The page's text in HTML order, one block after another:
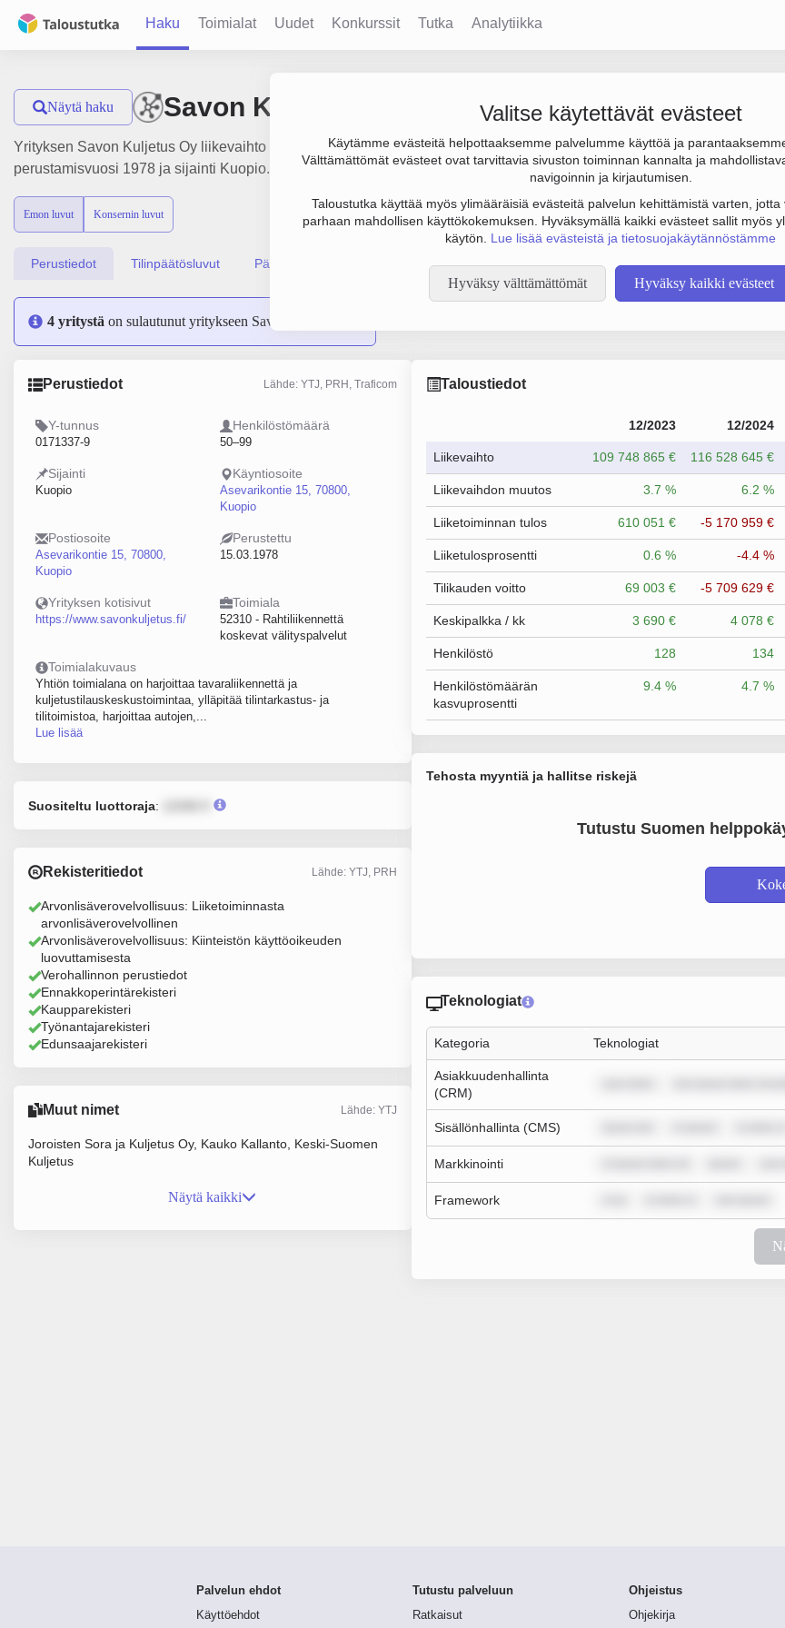
Haku Toimialat Uudet Konkurssit Tutka Analytiikka
Valitse käytettävät evästeet
Käytämme evästeitä helpottaaksemme palvelumme käyttöä ja
Välttämättömät evästeet ovat tarvittavia sivuston toiminnan kannalta ja
navigoinnin ja kirjautumisen.
Taloustutka käyttää myös ylimääräisiä evästeitä palvelun kehittämistä varten,
parhaan mahdollisen käyttökokemuksen. Hyväksymällä kaikki evästeet sallit myös
käytön. Lue lisää evästeistä ja tietosuojakäytännöstämme
Hyväksy välttämättömät Hyväksy kaikki evästeet
Näytä haku Savon Kuljetus Oy
Yrityksen Savon Kuljetus Oy liikevaihto on 83.6 milj. €, tulos 1.8 milj. € ja henkilöstömäärä 96. Sen päätoimiala on
perustamisvuosi 1978 ja sijainti Kuopio. Yrityksen yhtiömuoto Osakeyhtiö (OY).
Emon luvut Konsernin luvut
Perustiedot Tilinpäätösluvut Päättäjätiedot
4 yritystä on sulautunut yritykseen Savon Kuljetus Oy
Perustiedot Lähde: YTJ, PRH, Traficom
Y-tunnus
0171337-9
Henkilöstömäärä
50–99
Sijainti
Kuopio
Käyntiosoite
Asevarikontie 15, 70800,
Kuopio
Postiosoite
Asevarikontie 15, 70800,
Kuopio
Perustettu
15.03.1978
Yrityksen kotisivut
https://www.savonkuljetus.fi/
Toimiala
52310 - Rahtiliikennettä
koskevat välityspalvelut
Toimialakuvaus
Yhtiön toimialana on harjoittaa tavaraliikennettä ja
kuljetustilauskeskustoimintaa, ylläpitää tilintarkastus- ja
tilitoimistoa, harjoittaa autojen,...
Lue lisää
Suositeltu luottoraja:
Rekisteritiedot Lähde: YTJ, PRH
Arvonlisäverovelvollisuus: Liiketoiminnasta
arvonlisäverovelvollinen
Arvonlisäverovelvollisuus: Kiinteistön käyttöoikeuden
luovuttamisesta
Verohallinnon perustiedot
Ennakkoperintärekisteri
Kaupparekisteri
Työnantajarekisteri
Edunsaajarekisteri
Muut nimet Lähde: YTJ
Joroisten Sora ja Kuljetus Oy, Kauko Kallanto, Keski-Suomen
Kuljetus
Näytä kaikki
Taloustiedot
12/2023 12/2024
Liikevaihto 109 748 865 € 116 528 645 €
Liikevaihdon muutos 3.7 % 6.2 %
Liiketoiminnan tulos 610 051 € -5 170 959 €
Liiketulosprosentti 0.6 % -4.4 %
Tilikauden voitto 69 003 € -5 709 629 €
Keskipalkka / kk 3 690 € 4 078 €
Henkilöstö 128 134
Henkilöstömäärän
kasvuprosentti
9.4 % 4.7 %
Tehosta myyntiä ja hallitse riskejä
Tutustu Suomen
Teknologiat
Kategoria Teknologiat
Asiakkuudenhallinta
(CRM)
Sisällönhallinta (CMS)
Markkinointi
Framework
Palvelun ehdot
Käyttöehdot
Tutustu palveluun
Ratkaisut
Ohjeistus
Ohjekirja